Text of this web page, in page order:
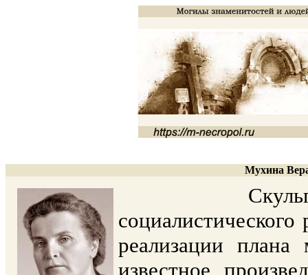
Мухина
Скульптор.
реализации плана
известное